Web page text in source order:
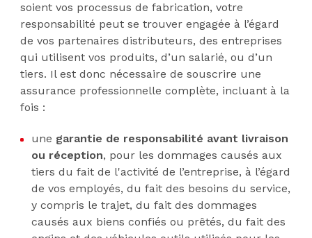
soient vos processus de fabrication, votre
responsabilité peut se trouver engagée à l’égard
de vos partenaires distributeurs, des entreprises
qui utilisent vos produits, d’un salarié, ou d’un
tiers. Il est donc nécessaire de souscrire une
assurance professionnelle complète, incluant à la
fois :
une garantie de responsabilité avant livraison
ou réception, pour les dommages causés aux
tiers du fait de l'activité de l’entreprise, à l’égard
de vos employés, du fait des besoins du service,
y compris le trajet, du fait des dommages
causés aux biens confiés ou prêtés, du fait des